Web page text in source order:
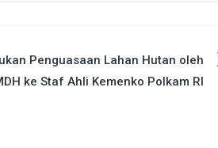
Penguasaan Lahan Hutan oleh
ke Staf Ahli Kemenko Polkam RI